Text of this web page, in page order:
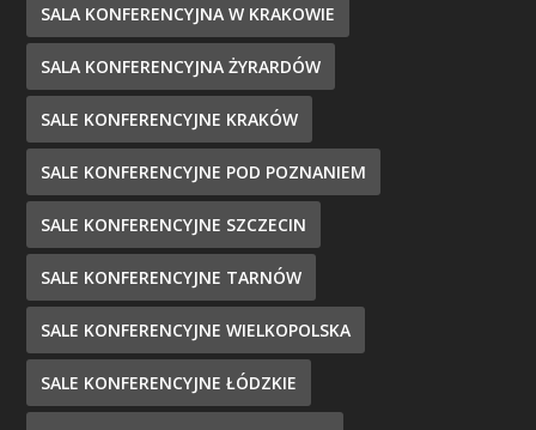
SALA KONFERENCYJNA W KRAKOWIE
SALA KONFERENCYJNA ŻYRARDÓW
SALE KONFERENCYJNE KRAKÓW
SALE KONFERENCYJNE POD POZNANIEM
SALE KONFERENCYJNE SZCZECIN
SALE KONFERENCYJNE TARNÓW
SALE KONFERENCYJNE WIELKOPOLSKA
SALE KONFERENCYJNE ŁÓDZKIE